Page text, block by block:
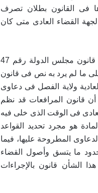
فى القانون بطلان تصرف
القضاء العادى متى كان
وأضاف: ولا يغير من ذلك ما ورد فى المادة الثالثة من قانون مجلس الدولة رقم 47
على ما لم يرد به نص فى قانون
ولاية الفصل فى دعاوى
قانون المرافعات قد نظم
فى الوقت الذى خلى فيه
هو مجرد تحديد القواعد
المطروحة عليها، فيما
ما يتسق وأصول القضاء
الشأن قانون بالإجراءات